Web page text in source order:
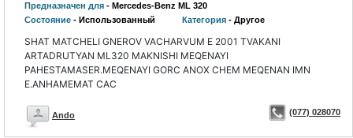
Предназначен для - Mercedes-Benz ML 320
Состояние - Использованный Категория - Другое
SHAT MATCHELI GNEROV VACHARVUM E 2001 TVAKANI
ARTADRUTYAN ML320 MAKNISHI MEQENAYI
PAHESTAMASER.MEQENAYI GORC ANOX CHEM MEQENAN IMN
E.ANHAMEMAT CAC
Ando (077) 028070